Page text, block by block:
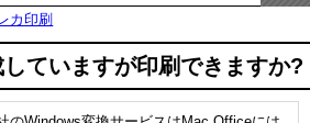
カ印刷
ていますが印刷できますか?